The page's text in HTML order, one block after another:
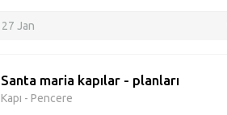
27 Jan
Santa maria kapılar - planları
Kapı - Pencere